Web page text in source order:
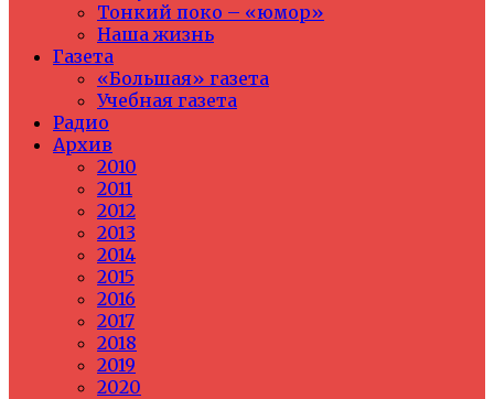
Тонкий поко – «юмор»
Наша жизнь
Газета
«Большая» газета
Учебная газета
Радио
Архив
2010
2011
2012
2013
2014
2015
2016
2017
2018
2019
2020